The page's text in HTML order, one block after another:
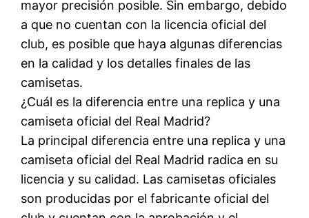
mayor precisión posible. Sin embargo, debido
a que no cuentan con la licencia oficial del
club, es posible que haya algunas diferencias
en la calidad y los detalles finales de las
camisetas.
¿Cuál es la diferencia entre una replica y una
camiseta oficial del Real Madrid?
La principal diferencia entre una replica y una
camiseta oficial del Real Madrid radica en su
licencia y su calidad. Las camisetas oficiales
son producidas por el fabricante oficial del